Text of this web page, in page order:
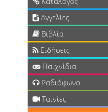
Αγγελίες
Βιβλία
Ειδήσεις
Παιχνίδια
Ραδιόφωνο
Ταινίες